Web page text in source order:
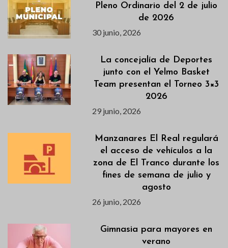
Pleno Ordinario del 2 de julio
de 2026
30 junio, 2026
La concejalía de Deportes
junto con el Yelmo Basket
Team presentan el Torneo 3×3
2026
29 junio, 2026
Manzanares El Real regulará
el acceso de vehículos a la
zona de El Tranco durante los
fines de semana de julio y
agosto
26 junio, 2026
Gimnasia para mayores en
verano